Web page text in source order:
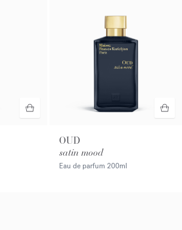
OUD
satin mood
Eau de parfum 200ml